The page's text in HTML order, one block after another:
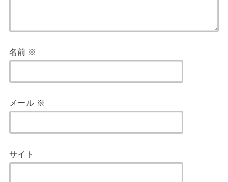
名前 ※
メール ※
サイト